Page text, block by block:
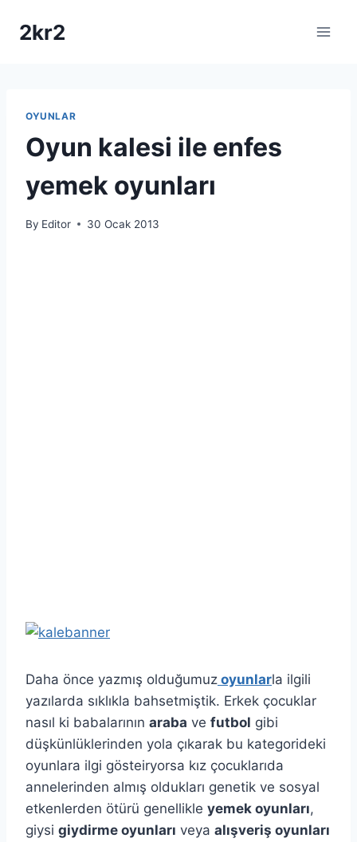
2kr2
OYUNLAR
Oyun kalesi ile enfes
yemek oyunları
By Editor 30 Ocak 2013
Daha önce yazmış olduğumuz oyunlarla ilgili
yazılarda sıklıkla bahsetmiştik. Erkek çocuklar
nasıl ki babalarının araba ve futbol gibi
düşkünlüklerinden yola çıkarak bu kategorideki
oyunlara ilgi gösteiryorsa kız çocuklarıda
annelerinden almış oldukları genetik ve sosyal
etkenlerden ötürü genellikle yemek oyunları,
giysi giydirme oyunları veya alışveriş oyunları